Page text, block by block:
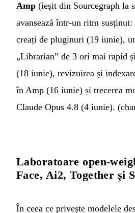
Amp (ieșit din Sourcegraph la
avansează într-un ritm susținut:
creați de pluginuri (19 iunie),
„Librarian” de 3 ori mai rapid
(18 iunie), revizuirea și
în Amp (16 iunie) și trecerea
Claude Opus 4.8 (4 iunie). (
Laboratoare open-
Face, Ai2, Together și
În ceea ce privește modelele